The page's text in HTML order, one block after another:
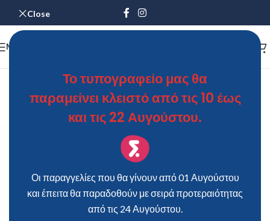
Close
Το τυπογραφείο μας θα
παραμείνει κλειστό από τις 10 έως
και τις 22 Αυγούστου.
Οι παραγγελίες που θα γίνουν από 01 Αυγούστου
και έπειτα θα παραδοθούν με σειρά προτεραιότητας
από τις 24 Αυγούστου.
MENU
ΚΟΥΤΙ KT21
ΘΩΜΑΣOn 8 Ιουνίου 2019